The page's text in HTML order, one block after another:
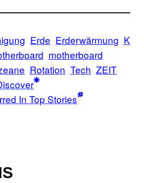
Erde Erderwärmung K
motherboard
Rotation Tech ZEIT
In Top Stories